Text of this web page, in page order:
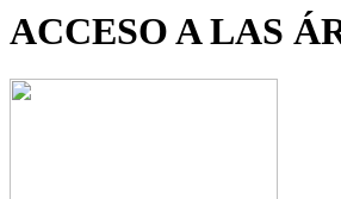
ACCESO A LAS